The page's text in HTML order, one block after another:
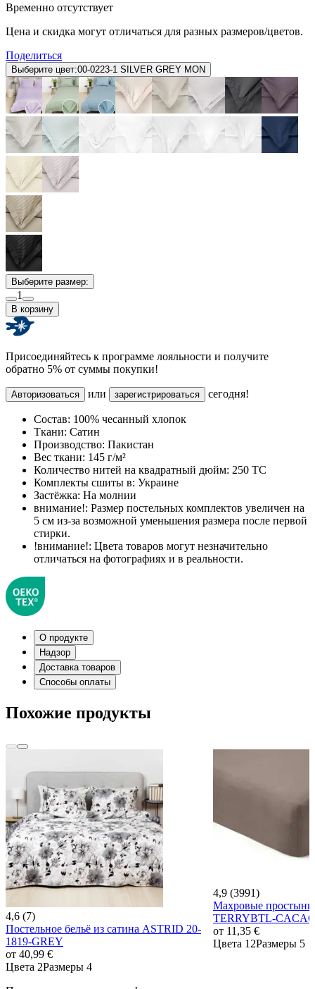
Временно отсутствует
Цена и скидка могут отличаться для разных размеров/цветов.
Поделиться
Выберите цвет:00-0223-1 SILVER GREY MON
Выберите размер:
1
В корзину
Присоединяйтесь к программе лояльности и получите
обратно 5% от суммы покупки!
Авторизоваться или зарегистрироваться сегодня!
Состав: 100% чесанный хлопок
Ткани: Сатин
Производство: Пакистан
Вес ткани: 145 г/м²
Количество нитей на квадратный дюйм: 250 TC
Комплекты сшиты в: Украине
Застёжка: На молнии
внимание!: Размер постельных комплектов увеличен на
5 см из-за возможной уменьшения размера после первой
стирки.
!внимание!: Цвета товаров могут незначительно
отличаться на фотографиях и в реальности.
О продукте
Надзор
Доставка товаров
Способы оплаты
Похожие продукты
4,6 (7)
Постельное бельё из сатина ASTRID 20-
1819-GREY
от 40,99 €
Цвета 2Размеры 4
4,9 (3991)
Махровые простыни
TERRYBTL-
от 11,35 €
Цвета 12Размеры 5